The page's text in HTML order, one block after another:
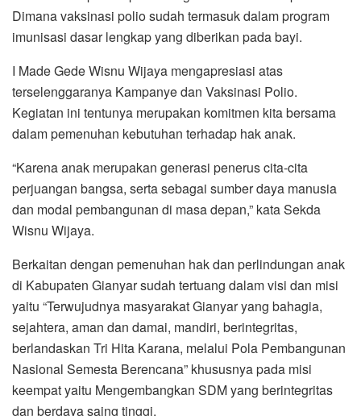
Dimana vaksinasi polio sudah termasuk dalam program
imunisasi dasar lengkap yang diberikan pada bayi.
I Made Gede Wisnu Wijaya mengapresiasi atas
terselenggaranya Kampanye dan Vaksinasi Polio.
Kegiatan ini tentunya merupakan komitmen kita bersama
dalam pemenuhan kebutuhan terhadap hak anak.
“Karena anak merupakan generasi penerus cita-cita
perjuangan bangsa, serta sebagai sumber daya manusia
dan modal pembangunan di masa depan,” kata Sekda
Wisnu Wijaya.
Berkaitan dengan pemenuhan hak dan perlindungan anak
di Kabupaten Gianyar sudah tertuang dalam visi dan misi
yaitu “Terwujudnya masyarakat Gianyar yang bahagia,
sejahtera, aman dan damai, mandiri, berintegritas,
berlandaskan Tri Hita Karana, melalui Pola Pembangunan
Nasional Semesta Berencana” khususnya pada misi
keempat yaitu Mengembangkan SDM yang berintegritas
dan berdaya saing tinggi.